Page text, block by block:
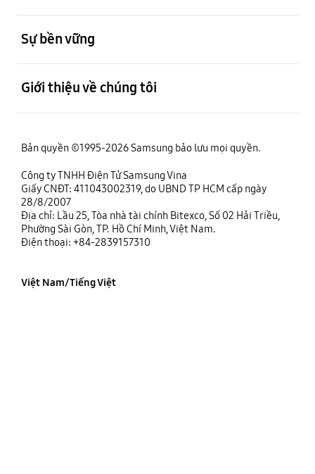
Sự bền vững
Giới thiệu về chúng tôi
Bản quyền ©1995-2026 Samsung bảo lưu mọi quyền.
Công ty TNHH Điện Tử Samsung Vina
Giấy CNĐT: 411043002319, do UBND TP HCM cấp ngày
28/8/2007
Địa chỉ: Lầu 25, Tòa nhà tài chính Bitexco, Số 02 Hải Triều,
Phường Sài Gòn, TP. Hồ Chí Minh, Việt Nam.
Điện thoại: +84-2839157310
Việt Nam/Tiếng Việt